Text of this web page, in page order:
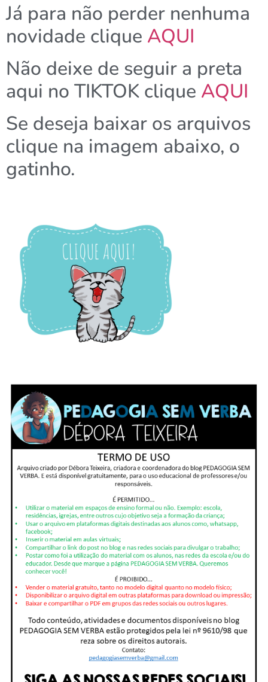
Já para não perder nenhuma
novidade clique AQUI
Não deixe de seguir a preta
aqui no TIKTOK clique AQUI
Se deseja baixar os arquivos
clique na imagem abaixo, o
gatinho.